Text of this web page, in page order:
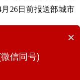
26日前报送部城市
×
信同号)